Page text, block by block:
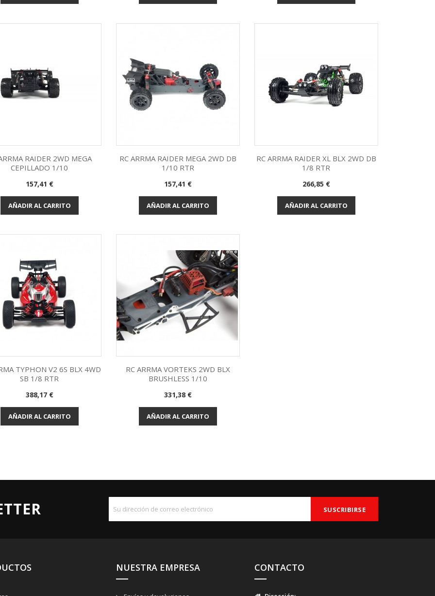
Vista rápida
RAIDER 2WD MEGA
CEPILLADO 1/10
Precio
157,41 €
AÑADIR AL CARRITO
Vista rápida
RC ARRMA RAIDER MEGA 2WD DB
1/10 RTR
Precio
157,41 €
AÑADIR AL CARRITO
Vista rápida
RC ARRMA RAIDER XL BLX 2WD DB
1/8 RTR
Precio
266,85 €
AÑADIR AL CARRITO
Vista rápida
TYPHON V2 6S BLX 4WD
SB 1/8 RTR
Precio
388,17 €
AÑADIR AL CARRITO
Vista rápida
RC ARRMA VORTEKS 2WD BLX
BRUSHLESS 1/10
Precio
331,38 €
AÑADIR AL CARRITO
NUESTRA EMPRESA CONTACTO